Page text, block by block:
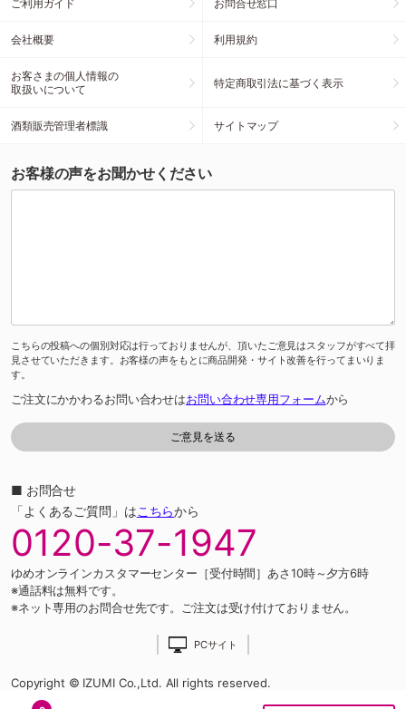
ご利用ガイド お問合せ窓口
会社概要 利用規約
お客さまの個人情報の
取扱いについて
特定商取引法に基づく表示
酒類販売管理者標識 サイトマップ
お客様の声をお聞かせください
こちらの投稿への個別対応は行っておりませんが、頂いたご意見はスタッフがすべて拝
見させていただきます。お客様の声をもとに商品開発・サイト改善を行ってまいりま
す。
ご注文にかかわるお問い合わせはお問い合わせ専用フォームから
■ お問合せ
「よくあるご質問」はこちらから
0120-37-1947
ゆめオンラインカスタマーセンター［受付時間］あさ10時～夕方6時
※通話料は無料です。
※ネット専用のお問合せ先です。ご注文は受け付けておりません。
PCサイト
Copyright © IZUMI Co.,Ltd. All rights reserved.